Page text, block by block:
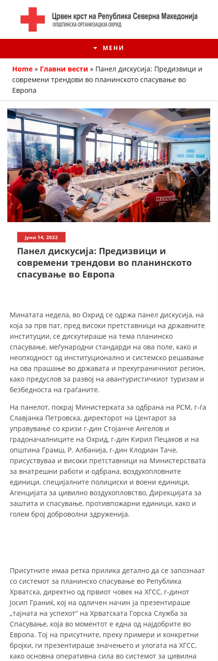
МЕНИ
ИСТОРИЈАТ НА ЦКРМ
ИСТОРИЈАТ НА ДВИЖЕЊЕТО
СТРУКТУРА НА ОРГАНИЗАЦИЈАТА
ЧЛЕНСТВО ВО ПРОФЕСИОНАЛНИ ТЕЛА
СТАТУТ НА ЦКРМ
ОРГАНИЗАЦИЈА И РАЗВОЈ
СОБРАНИЕ
СТРУКТУРА И ОРГАНИЗАЦИОНА ПОСТАВЕНОСТ
ДИСЕМИНАЦИЈА
ПРОМОЦИЈА НА ХУМАНИ ВРЕДНОСТИ
УПОТРЕБА И ЗАШТИТА НА АМБЛЕМОТ
ПРОЕКТИ – ПОДГОТВЕНОСТ И ДЕЈСТВУВАЊЕ ПРИ КАТАСТРОФИ
ОДНОСИ СО ЈАВНОСТ
МЕЃУНАРОДНА СОРАБОТКА
Home » Главни вести » Панел дискусија: Предизвици и
современи трендови во планинското спасување во
Европа
јуни 14, 2022
Панел дискусија: Предизвици и
современи трендови во планинското
спасување во Европа
Минатата недела, во Охрид се одржа панел дискусија, на
која за прв пат, пред високи претставници на државните
институции, се дискутираше на тема планинско
спасување, меѓународни стандарди на ова поле, како и
неопходност од институционално и системско решавање
на ова прашање во државата и прекуграничниот регион,
како предуслов за развој на авантуристичкиот туризам и
безбедноста на граѓаните.
На панелот, покрај Министерката за одбрана на РСМ, г-ѓа
Славјанка Петровска, директорот на Центарот за
управување со кризи г-дин Стојанче Ангелов и
градоначалниците на Охрид, г-дин Кирил Пецаков и на
општина Грамш, Р. Албанија, г-дин Клодиан Таче,
присуствуваа и високи претставници на Министерствата
за внатрешни работи и одбрана, воздухопловните
единици, специјалните полициски и воени единици,
Агенцијата за цивилно воздухопловство, Дирекцијата за
заштита и спасување, противпожарни единици, како и
голем број доброволни здруженија.
Присутните имаа ретка прилика детално да се запознаат
со системот за планинско спасување во Република
Хрватска, директно од првиот човек на ХГСС, г-динот
Јосип Граниќ, кој на одличен начин ја презентираше
„тајната на успехот“ на Хрватската Горска Служба за
Спасување, која во моментот е една од најдобрите во
Европа. Тој на присутните, преку примери и конкретни
бројки, ги презентираше значењето и улогата на ХГСС,
како основна оперативна сила во системот за цивилна